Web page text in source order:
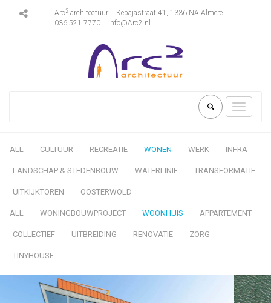
Arc 2architectuur
Kebajastraat 41, 1336 NA Almere
036 521 7770
info@Arc2.nl
Toggle
ALL CULTUUR RECREATIE WONEN WERK INFRA
LANDSCHAP & STEDENBOUW WATERLINIE TRANSFORMATIE
UITKIJKTOREN OOSTERWOLD
ALL WONINGBOUWPROJECT WOONHUIS APPARTEMENT
COLLECTIEF UITBREIDING RENOVATIE ZORG
TINYHOUSE